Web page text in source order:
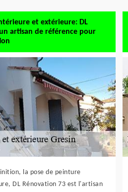
et extérieure: DL
artisan de référence pour
la pose de peinture
DL Rénovation 73 est l'artisan